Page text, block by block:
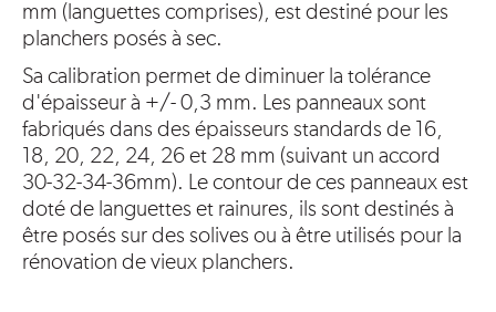
mm (languettes comprises), est destiné pour les
planchers posés à sec.
Sa calibration permet de diminuer la tolérance
d'épaisseur à +/- 0,3 mm. Les panneaux sont
fabriqués dans des épaisseurs standards de 16,
18, 20, 22, 24, 26 et 28 mm (suivant un accord
30-32-34-36mm). Le contour de ces panneaux est
doté de languettes et rainures, ils sont destinés à
être posés sur des solives ou à être utilisés pour la
rénovation de vieux planchers.